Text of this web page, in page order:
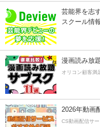
芸能界を志
スクール情
漫画読み放
オリコン顧客満
2026年動画
CS動画配信サ